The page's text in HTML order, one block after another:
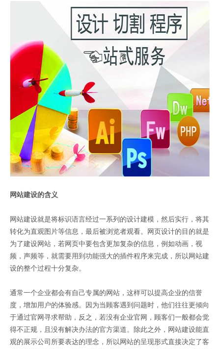
网站建设的含义
网站建设就是将标识语言经过一系列的设计建模，然后实行，将其
转化为直观图片等信息，最后被浏览者观看。网页设计的目的就是
为了建设网站，若网页中要包含更加复杂的信息，例如动画，视
频，声频等，就需要用到功能强大的插件程序来完成，所以网站建
设的整个过程十分复杂。
通常一个企业都会有自己专属的网站，这样可以提高企业的信誉
度，增加用户的体验感。因为当顾客遇到问题时，他们往往更倾向
于通过官网寻求帮助，反之，若没有企业官网，顾客们一般都会觉
得不正规，且没有解决办法的官方渠道。除此之外，网站建设能直
观的展示公司所要表达的理念，所以网站的呈现形式直接决定了客